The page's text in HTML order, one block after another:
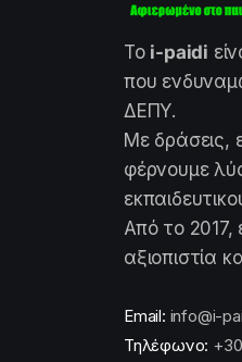
Το i-paidi
που
ΔΕΠΥ.
Με δράσεις,
φέρνουμε
Από το 2017,
αξιοπιστία
Email: info@i-
Τηλέφωνο: